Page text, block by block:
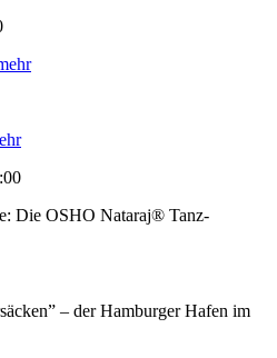
Die OSHO Nataraj® Tanz-
– der Hamburger Hafen im